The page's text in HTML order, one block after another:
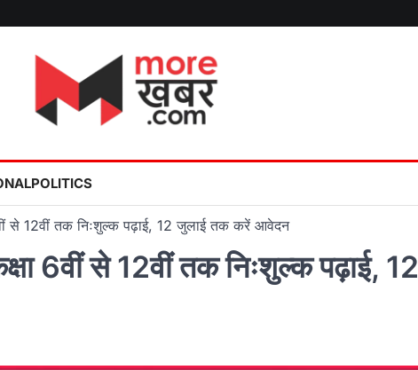
POLITICS
से 12वीं तक निःशुल्क पढ़ाई, 12 जुलाई तक करें आवेदन
6वीं से 12वीं तक निःशुल्क पढ़ाई, 12